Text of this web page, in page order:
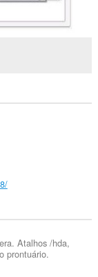
Atalhos /hda,
prontuário.